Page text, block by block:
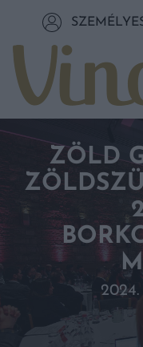
Tovább a tartalomhoz
ZÖLD